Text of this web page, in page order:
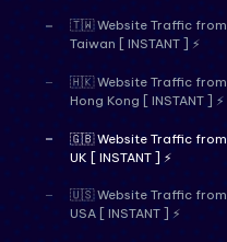
🇹🇼 Website Traffic from
Taiwan [ INSTANT ] ⚡
🇭🇰 Website Traffic from
Hong Kong [ INSTANT ] ⚡
🇬🇧 Website Traffic from
UK [ INSTANT ] ⚡
🇺🇸 Website Traffic from
USA [ INSTANT ] ⚡